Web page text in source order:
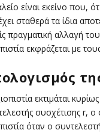
είναι εκείνο που,
σταθερά τα ίδια
πραγματική αλλαγή
εκφράζεται με
εκτιμάται
συσχέτισης r, ο
όταν ο